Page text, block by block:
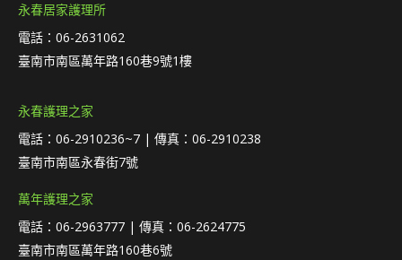
永春居家護理所
電話：06-2631062
臺南市南區萬年路160巷9號1樓
永春護理之家
電話：06-2910236~7 | 傳真：06-2910238
臺南市南區永春街7號
萬年護理之家
電話：06-2963777 | 傳真：06-2624775
臺南市南區萬年路160巷6號